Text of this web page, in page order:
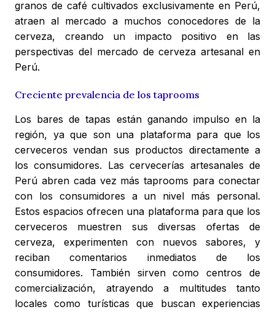
granos de café cultivados exclusivamente en Perú,
atraen al mercado a muchos conocedores de la
cerveza, creando un impacto positivo en las
perspectivas del mercado de cerveza artesanal en
Perú.
Creciente prevalencia de los taprooms
Los bares de tapas están ganando impulso en la
región, ya que son una plataforma para que los
cerveceros vendan sus productos directamente a
los consumidores. Las cervecerías artesanales de
Perú abren cada vez más taprooms para conectar
con los consumidores a un nivel más personal.
Estos espacios ofrecen una plataforma para que los
cerveceros muestren sus diversas ofertas de
cerveza, experimenten con nuevos sabores, y
reciban comentarios inmediatos de los
consumidores. También sirven como centros de
comercialización, atrayendo a multitudes tanto
locales como turísticas que buscan experiencias